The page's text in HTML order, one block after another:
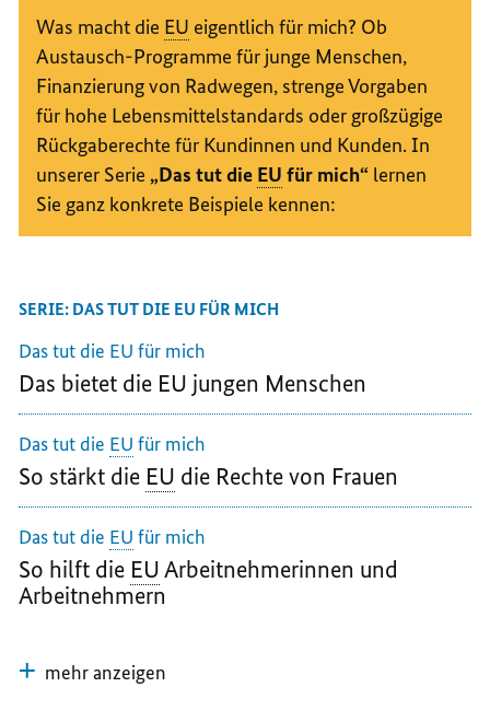
Was macht die EU eigentlich für mich? Ob
Austausch-Programme für junge Menschen,
Finanzierung von Radwegen, strenge Vorgaben
für hohe Lebensmittelstandards oder großzügige
Rückgaberechte für Kundinnen und Kunden. In
unserer Serie„Das tut die EU für mich“ lernen
Sie ganz konkrete Beispiele kennen:
SERIE: DAS TUT DIE EU FÜR MICH
Das tut die EU für mich
Das bietet die EU jungen Menschen
Das tut die EU für mich
So stärkt die EU die Rechte von Frauen
Das tut die EU für mich
So hilft die EUArbeitnehmerinnen und
Arbeitnehmern
mehr anzeigen